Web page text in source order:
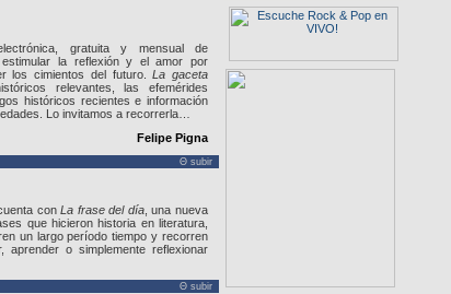
gratuita y mensual de
la reflexión y el amor por
los cimientos del futuro.La gaceta
relevantes, las efemérides
históricos recientes e información
Lo invitamos a recorrerla…
Felipe Pigna
Θ subir
conLa frase del día, una nueva
que hicieron historia en literatura,
un largo período tiempo y recorren
aprender o simplemente reflexionar
Θ subir